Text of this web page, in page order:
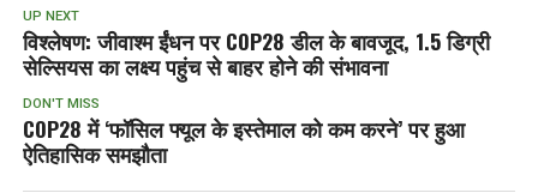
UP NEXT
विश्लेषण: जीवाश्म ईंधन पर COP28 डील के बावजूद, 1.5 डिग्री
सेल्सियस का लक्ष्य पहुंच से बाहर होने की संभावना
DON'T MISS
COP28 में ‘फॉसिल फ्यूल के इस्तेमाल को कम करने’ पर हुआ
ऐतिहासिक समझौता